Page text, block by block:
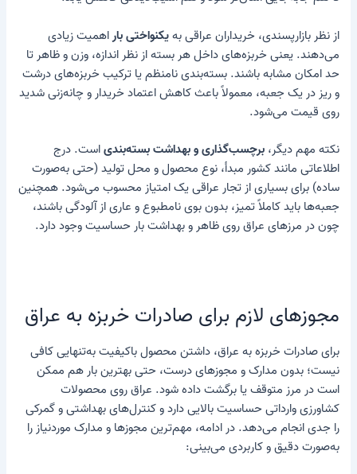
از نظر بازارپسندی، خریداران عراقی بهیکنواختی بار اهمیت زیادی
می‌دهند. یعنی خربزه‌های داخل هر بسته از نظر اندازه، وزن و ظاهر تا
حد امکان مشابه باشند. بسته‌بندی نامنظم یا ترکیب خربزه‌های درشت
و ریز در یک جعبه، معمولاً باعث کاهش اعتماد خریدار و چانه‌زنی شدید
روی قیمت می‌شود.
نکته مهم دیگر،برچسب‌گذاری و بهداشت بسته‌بندیاست. درج
اطلاعاتی مانند کشور مبدأ، نوع محصول و محل تولید (حتی به‌صورت
ساده) برای بسیاری از تجار عراقی یک امتیاز محسوب می‌شود. همچنین
جعبه‌ها باید کاملاً تمیز، بدون بوی نامطبوع و عاری از آلودگی باشند،
چون در مرزهای عراق روی ظاهر و بهداشت بار حساسیت وجود دارد.
مجوزهای لازم برای صادرات خربزه به عراق
برای صادرات خربزه به عراق، داشتن محصول باکیفیت به‌تنهایی کافی
نیست؛ بدون مدارک و مجوزهای درست، حتی بهترین بار هم ممکن
است در مرز متوقف یا برگشت داده شود. عراق روی محصولات
کشاورزی وارداتی حساسیت بالایی دارد و کنترل‌های بهداشتی و گمرکی
را جدی انجام می‌دهد. در ادامه، مهم‌ترین مجوزها و مدارک موردنیاز را
به‌صورت دقیق و کاربردی می‌بینی: